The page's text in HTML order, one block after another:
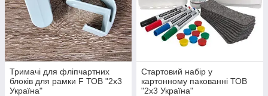
Тримачі для фліпчартних
блоків для рамки F ТОВ "2х3
Україна"
Стартовий набір у
картонному пакованні ТОВ
"2х3 Україна"